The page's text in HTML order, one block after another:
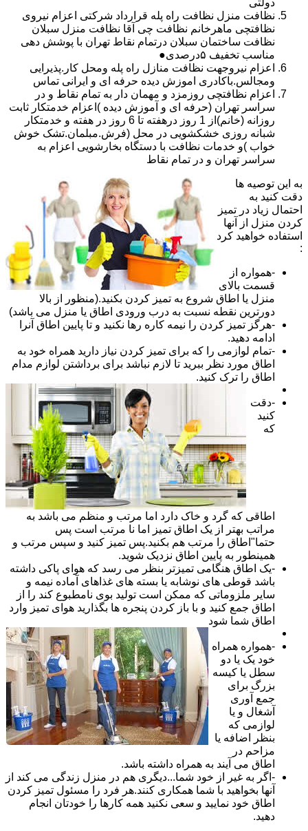
نظافت منزل نظافت راه پله قرارداد شرکتی اعزام نیروی
نظافتچی ماهرخانم نظافت چی آقا نظافت منزل سبلان
نظافت ساختمان سبلان درتمام نقاط تهران با پوشش دهی
مناسب تخفیف ۵درصدی●
اعزام نیروجهت نظافت منازل راه پله ومحل کار.پذیرایی
ومجالس.باکادری اموزش دیده حرفه ای و ایرانی تماس
اعزام نظافتچی روزمزد و مهمان دار به تمام نقاط و در
سراسر تهران (حرفه ای و آموزش دیده )اعزام خدمتکار ثابت
روزانه (خانم)از 1 روز درهفته تا 6 روز در هفته و خدمتکار
شبانه روزی خشکشویی در محل (فرش.مبلمان.تشک خوش
خواب )و خدمات نظافت با دستگاه بخارشویی اعزام به
سراسر تهران و در تمام نقاط
به این توصیه ها
دقت کنید به
احتمال زیاد در تمیز
کردن منزل از آنها
استفاده خواهید کرد
:
-همواره از
قسمت بالای
منزل یا اطاق شروع به تمیز کردن بکنید.(منظور از بالا
دورترین نقطه نسبت به درب ورودی اطاق یا منزل می باشد)
-هرگز تمیز کردن را نیمه کاره رها نکنید و تا پایین اطاق آنرا
ادامه دهید.
-تمام لوازمی را که برای تمیز کردن نیاز دارید همراه خود به
اطاق مورد نظر ببرید تا لازم نباشد برای برداشتن لوازم مدام
اطاق را ترک کنید.
-دقت
کنید
که
اطاقی که گرد و خاک دارد اما مرتب و منظم می باشد به
مراتب بهتر از یک اطاق تمیز اما نا مرتب است پس
حتما"اطاق را مرتب هم بکنید.پس تمیز کنید و سپس مرتب و
همینطور به پایین اطاق نزدیک شوید.
-یک اطاق هنگامی تمیزتر بنظر می رسد که هوای پاکی داشته
باشد قوطی های نوشابه یا بسته های غذاهای آماده نیمه و
سایر ملزوماتی که ممکن است تولید بوی نامطبوع کند را از
اطاق جمع کنید و با باز کردن پنجره ها بگذارید هوای تمیز وارد
اطاق شما شود
-همواره همراه
خود یک یا دو
سطل یا کیسه
بزرگ برای
جمع آوری
آشغال و یا
لوازمی که
بنظر اضافه یا
مزاحم در
اطاق می آیند به همراه داشته باشد.
-اگر به غیر از خود شما...دیگری هم در منزل زندگی می کند از
آنها بخواهید با شما همکاری کنند.هر فرد را مسئول تمیز کردن
اطاق خود نمایید و سعی نکنید همه کارها را خودتان انجام
دهید.